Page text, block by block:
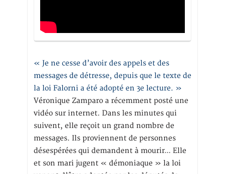
« Je ne cesse d’avoir des appels et des
messages de détresse, depuis que le texte de
la loi Falorni a été adopté en 3e lecture. »
Véronique Zamparo a récemment posté une
vidéo sur internet. Dans les minutes qui
suivent, elle reçoit un grand nombre de
messages. Ils proviennent de personnes
désespérées qui demandent à mourir… Elle
et son mari jugent « démoniaque » la loi